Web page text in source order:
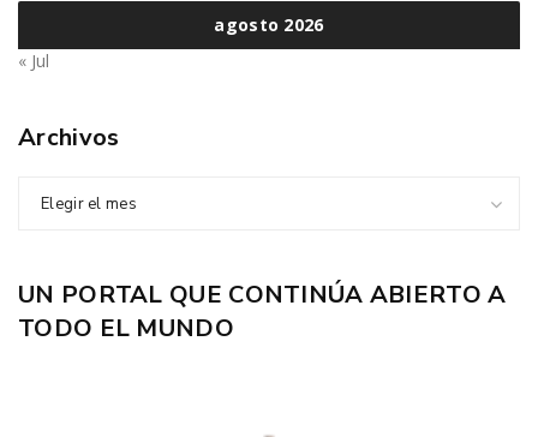
agosto 2026
« Jul
Archivos
Elegir el mes
UN PORTAL QUE CONTINÚA ABIERTO A
TODO EL MUNDO